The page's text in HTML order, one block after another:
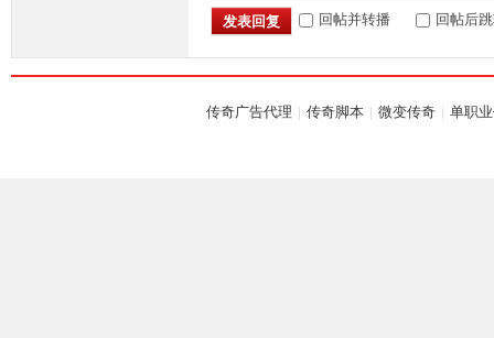
发表回复 回帖并转播 回帖后
传奇广告代理 | 传奇脚本 | 微变传奇 | 单职